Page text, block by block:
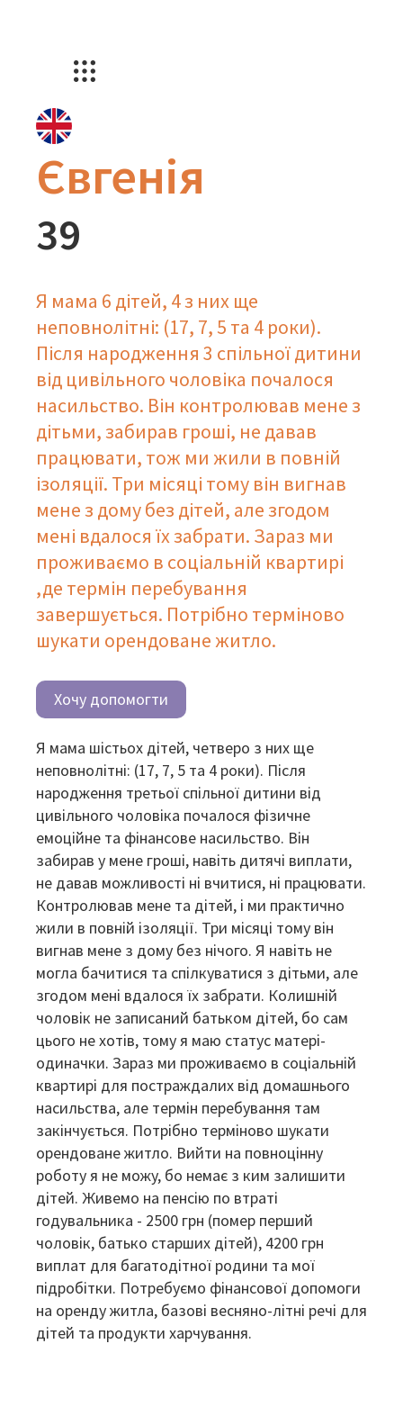
Євгенія
39
Я мама 6 дітей, 4 з них ще
неповнолітні: (17, 7, 5 та 4 роки).
Після народження 3 спільної дитини
від цивільного чоловіка почалося
насильство. Він контролював мене з
дітьми, забирав гроші, не давав
працювати, тож ми жили в повній
ізоляції. Три місяці тому він вигнав
мене з дому без дітей, але згодом
мені вдалося їх забрати. Зараз ми
проживаємо в соціальній квартирі
,де термін перебування
завершується. Потрібно терміново
шукати орендоване житло.
Хочу допомогти
Я мама шістьох дітей, четверо з них ще
неповнолітні: (17, 7, 5 та 4 роки). Після
народження третьої спільної дитини від
цивільного чоловіка почалося фізичне
емоційне та фінансове насильство. Він
забирав у мене гроші, навіть дитячі виплати,
не давав можливості ні вчитися, ні працювати.
Контролював мене та дітей, і ми практично
жили в повній ізоляції. Три місяці тому він
вигнав мене з дому без нічого. Я навіть не
могла бачитися та спілкуватися з дітьми, але
згодом мені вдалося їх забрати. Колишній
чоловік не записаний батьком дітей, бо сам
цього не хотів, тому я маю статус матері-
одиначки. Зараз ми проживаємо в соціальній
квартирі для постраждалих від домашнього
насильства, але термін перебування там
закінчується. Потрібно терміново шукати
орендоване житло. Вийти на повноцінну
роботу я не можу, бо немає з ким залишити
дітей. Живемо на пенсію по втраті
годувальника - 2500 грн (помер перший
чоловік, батько старших дітей), 4200 грн
виплат для багатодітної родини та мої
підробітки. Потребуємо фінансової допомоги
на оренду житла, базові весняно-літні речі для
дітей та продукти харчування.